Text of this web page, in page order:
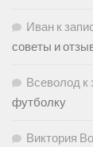
Иван к
советы и
Всеволод к
футболку
Виктория